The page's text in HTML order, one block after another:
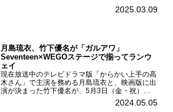
BOOKS SHIBUYAで開催した。當真あみファース
2025.03.09
月島琉衣、竹下優名が「ガルアワ」
Seventeen×WEGOステージで揃ってランウ
ェイ
現在放送中のテレビドラマ版「からかい上手の高
木さん」で主演を務める月島琉衣と、映画版に出
演が決まった竹下優名が、5月3日（金・祝）東
京・国立代々木競技場第一体育館で開催されたフ
ァッション&音楽イベント『Rakuten GirlsAward
2024.05.05